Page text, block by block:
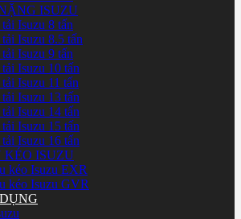
ISUZU
Isuzu 8 tấn
Isuzu 8.5 tấn
Isuzu 9 tấn
Isuzu 10 tấn
Isuzu 11 tấn
Isuzu 13 tấn
Isuzu 14 tấn
Isuzu 15 tấn
Isuzu 16 tấn
ISUZU
kéo Isuzu EXR
kéo Isuzu GVR